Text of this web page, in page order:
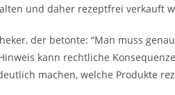
und daher rezeptfrei verkauft
der betonte: “Man muss
kann rechtliche
machen, welche Produkte